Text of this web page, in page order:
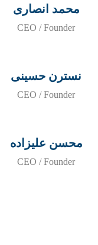
محمد انصاری
CEO / Founder
نسترن حسینی
CEO / Founder
محسن علیزاده
CEO / Founder